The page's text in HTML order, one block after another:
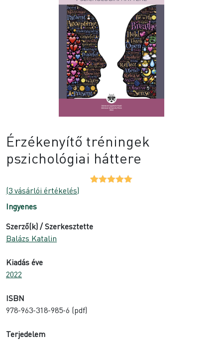
Érzékenyítő tréningek
pszichológiai háttere
(3vásárlói értékelés)
Ingyenes
Szerző(k) / Szerkesztette
Balázs Katalin
Kiadás éve
2022
ISBN
978-963-318-985-6 (pdf)
Terjedelem